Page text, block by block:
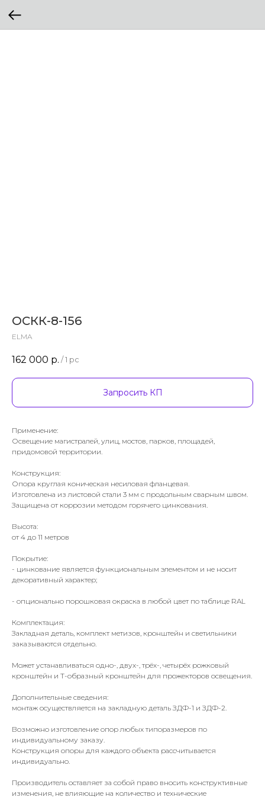
ОСКК-8-156
ELMA
162 000 р. / 1 pc
Запросить КП
Применение:
Освещение магистралей, улиц, мостов, парков, площадей,
придомовой территории.
Конструкция:
Опора круглая коническая несиловая фланцевая.
Изготовлена из листовой стали 3 мм с продольным сварным швом.
Защищена от коррозии методом горячего цинкования.
Высота:
от 4 до 11 метров
Покрытие:
- цинкование является функциональным элементом и не носит
декоративный характер;
- опционально порошковая окраска в любой цвет по таблице RAL
Комплектация:
Закладная деталь, комплект метизов, кронштейн и светильники
заказываются отдельно.
Может устанавливаться одно-, двух-, трёх-, четырёх рожковый
кронштейн и Т-образный кронштейн для прожекторов освещения.
Дополнительные сведения:
монтаж осуществляется на закладную деталь ЗДФ-1 и ЗДФ-2.
Возможно изготовление опор любых типоразмеров по
индивидуальному заказу.
Конструкция опоры для каждого объекта рассчитывается
индивидуально.
Производитель оставляет за собой право вносить конструктивные
изменения, не влияющие на количество и технические